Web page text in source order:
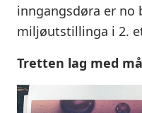
inngangsdøra er no
miljøutstillinga i 2.
Tretten lag med